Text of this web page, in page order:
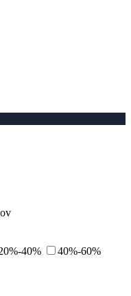
40%
40%-60%